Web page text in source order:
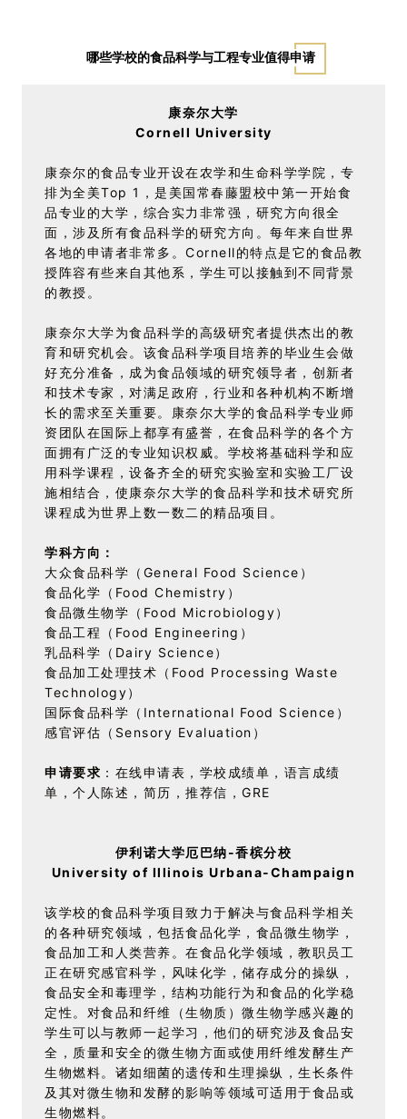
哪些学校的食品科学与工程专业值得申请
康奈尔大学
Cornell University
康奈尔的食品专业开设在农学和生命科学学院，专
排为全美Top 1，是美国常春藤盟校中第一开始食
品专业的大学，综合实力非常强，研究方向很全
面，涉及所有食品科学的研究方向。每年来自世界
各地的申请者非常多。Cornell的特点是它的食品教
授阵容有些来自其他系，学生可以接触到不同背景
的教授。
康奈尔大学为食品科学的高级研究者提供杰出的教
育和研究机会。该食品科学项目培养的毕业生会做
好充分准备，成为食品领域的研究领导者，创新者
和技术专家，对满足政府，行业和各种机构不断增
长的需求至关重要。康奈尔大学的食品科学专业师
资团队在国际上都享有盛誉，在食品科学的各个方
面拥有广泛的专业知识权威。学校将基础科学和应
用科学课程，设备齐全的研究实验室和实验工厂设
施相结合，使康奈尔大学的食品科学和技术研究所
课程成为世界上数一数二的精品项目。
学科方向：
大众食品科学（General Food Science）
食品化学（Food Chemistry）
食品微生物学（Food Microbiology）
食品工程（Food Engineering）
乳品科学（Dairy Science）
食品加工处理技术（Food Processing Waste
Technology）
国际食品科学（International Food Science）
感官评估（Sensory Evaluation）
申请要求 ：在线申请表，学校成绩单，语言成绩
单，个人陈述，简历，推荐信，GRE
伊利诺大学厄巴纳-香槟分校
University of Illinois Urbana-Champaign
该学校的食品科学项目致力于解决与食品科学相关
的各种研究领域，包括食品化学，食品微生物学，
食品加工和人类营养。在食品化学领域，教职员工
正在研究感官科学，风味化学，储存成分的操纵，
食品安全和毒理学，结构功能行为和食品的化学稳
定性。对食品和纤维（生物质）微生物学感兴趣的
学生可以与教师一起学习，他们的研究涉及食品安
全，质量和安全的微生物方面或使用纤维发酵生产
生物燃料。诸如细菌的遗传和生理操纵，生长条件
及其对微生物和发酵的影响等领域可适用于食品或
生物燃料。